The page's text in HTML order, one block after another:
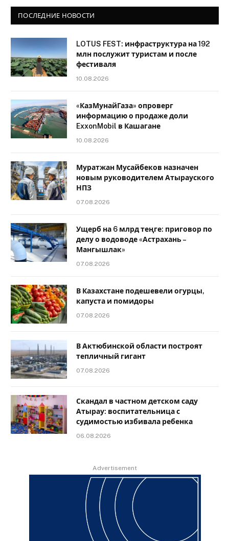
ПОСЛЕДНИЕ НОВОСТИ
LOTUS FEST: инфраструктура на 192
млн послужит туристам и после
фестиваля
10.08.2026
«КазМунайГаза» опроверг
информацию о продаже доли
ExxonMobil в Кашагане
10.08.2026
Муратжан Мусайбеков назначен
новым руководителем Атырауского
НПЗ
07.08.2026
Ущерб на 6 млрд теңге: приговор по
делу о водоводе «Астрахань –
Мангышлак»
07.08.2026
В Казахстане подешевели огурцы,
капуста и помидоры
07.08.2026
В Актюбинской области построят
тепличный гигант
07.08.2026
Скандал в частном детском саду
Атырау: воспитательница с
судимостью избивала ребенка
06.08.2026
Advertisement